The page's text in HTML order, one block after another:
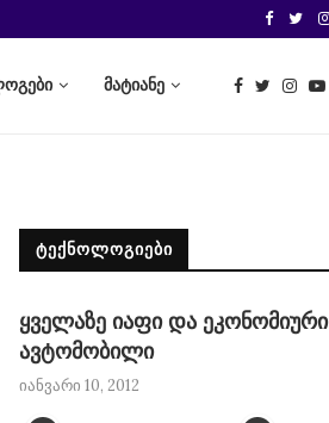
მატიანე
ᲢᲔᲥᲜᲝᲚᲝᲒᲘᲔᲑᲘ
ყველაზე იაფი და ეკონომიური
ავტომობილი
იანვარი 10, 2012